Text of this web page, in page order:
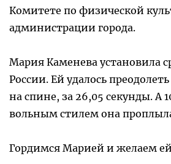
Комитете по физической
администрации города.
Мария Каменева установила
России. Ей удалось
на спине, за 26,05 секунды. А
вольным стилем она
Гордимся Марией и желаем